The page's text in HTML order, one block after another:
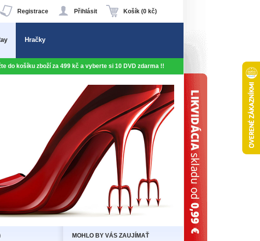
Košík (0 kč)
Přihlásit
Registrace
Hračky
do košíku zboží za 499 kč a vyberte si 10 DVD zdarma !!
MOHLO BY VÁS ZAUJÍMAŤ